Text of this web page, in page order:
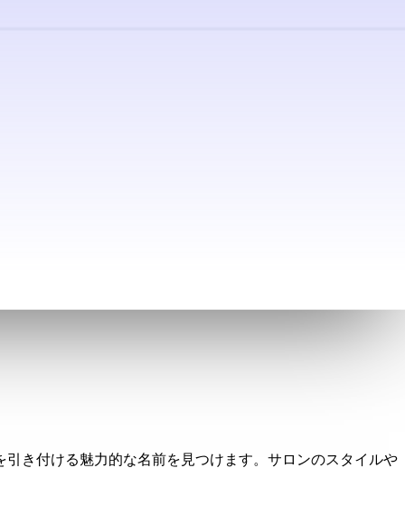
き付ける魅力的な名前を見つけます。サロンのスタイルや